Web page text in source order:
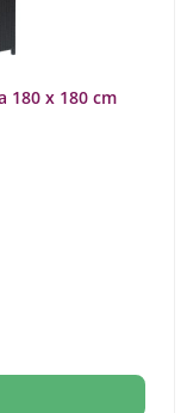
180 x 180 cm